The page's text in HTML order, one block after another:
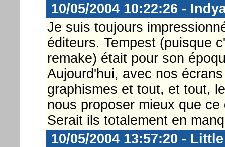
10/05/2004 10:22:26 -
Je suis toujours
éditeurs. Tempest (puisque
remake) était pour son
Aujourd'hui, avec nos
graphismes et tout, et tout,
nous proposer mieux que
Serait ils totalement en
10/05/2004 13:57:20 -